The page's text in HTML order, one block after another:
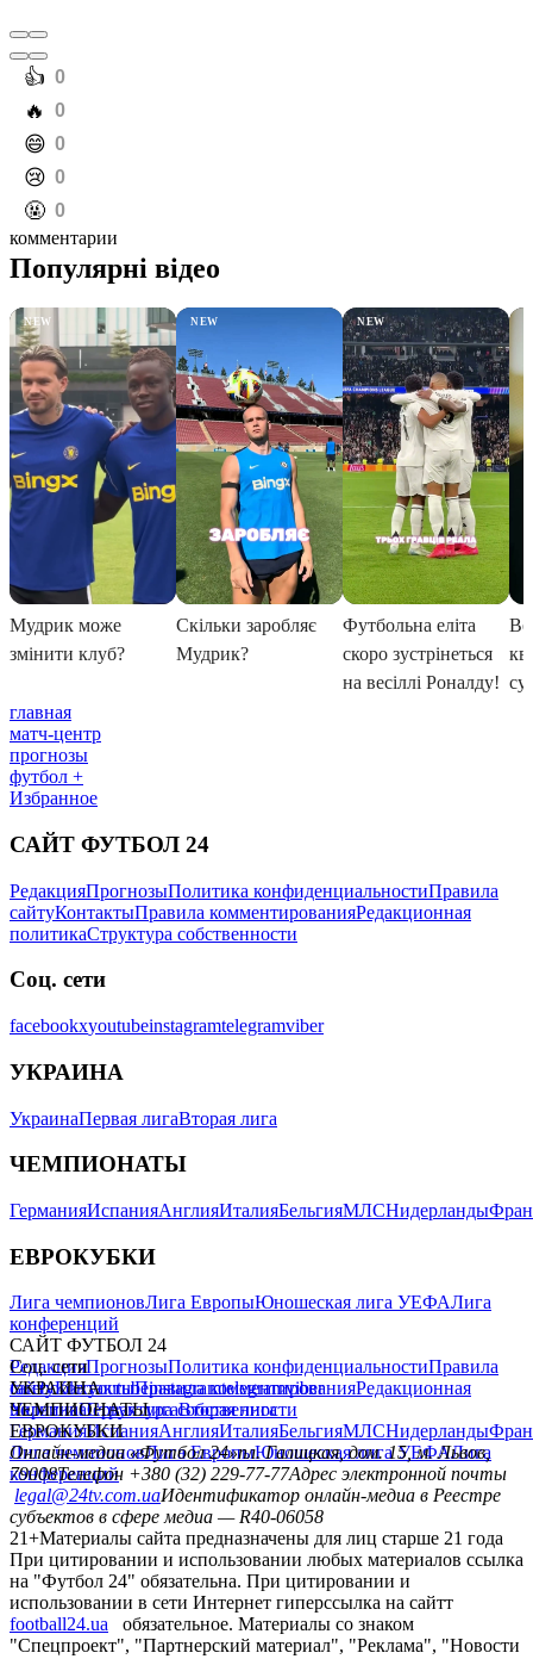
️👍 0
️🔥 0
️😄 0
️😢 0
️🤬 0
комментарии
главная
матч-центр
прогнозы
футбол +
Избранное
САЙТ ФУТБОЛ 24
РедакцияПрогнозыПолитика конфиденциальностиПравила
сайтуКонтактыПравила комментированияРедакционная
политикаСтруктура собственности
Соц. сети
facebookxyoutubeinstagramtelegramviber
УКРАИНА
УкраинаПервая лигаВторая лига
ЧЕМПИОНАТЫ
ГерманияИспанияАнглияИталияБельгияМЛСНидерланды
ЕВРОКУБКИ
Лига чемпионовЛига ЕвропыЮношеская лига УЕФАЛига
конференций
САЙТ ФУТБОЛ 24
РедакцияПрогнозыПолитика конфиденциальностиПравила
сайтуКонтактыПравила комментированияРедакционная
политикаСтруктура собственности
Соц. сети
facebookxyoutubeinstagramtelegramviber
УКРАИНА
УкраинаПервая лигаВторая лига
ЧЕМПИОНАТЫ
ГерманияИспанияАнглияИталияБельгияМЛСНидерланды
ЕВРОКУБКИ
Лига чемпионовЛига ЕвропыЮношеская лига УЕФАЛига
конференций
Онлайн-медиа «Футбол 24»пл. Галицкая, дом. 15, м. Львов,
79008Телефон +380 (32) 229-77-77Адрес электронной почты
legal@24tv.com.uaИдентификатор онлайн-медиа в Реестре
субъектов в сфере медиа — R40-06058
21+Материалы сайта предназначены для лиц старше 21 года
При цитировании и использовании любых материалов ссылка
на "Футбол 24" обязательна. При цитировании и
использовании в сети Интернет гиперссылка на сайтт
football24.ua
обязательное. Материалы со знаком
"Спецпроект", "Партнерский материал", "Реклама", "Новости